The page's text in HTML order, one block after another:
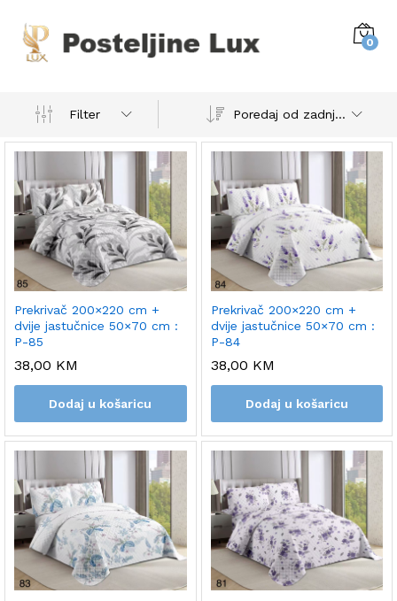
0
Filter Poredaj od zadnjeg
Prekrivač 200×220 cm +
dvije jastučnice 50×70 cm :
P-85
38,00 KM
Dodaj u košaricu
Prekrivač 200×220 cm +
dvije jastučnice 50×70 cm :
P-84
38,00 KM
Dodaj u košaricu